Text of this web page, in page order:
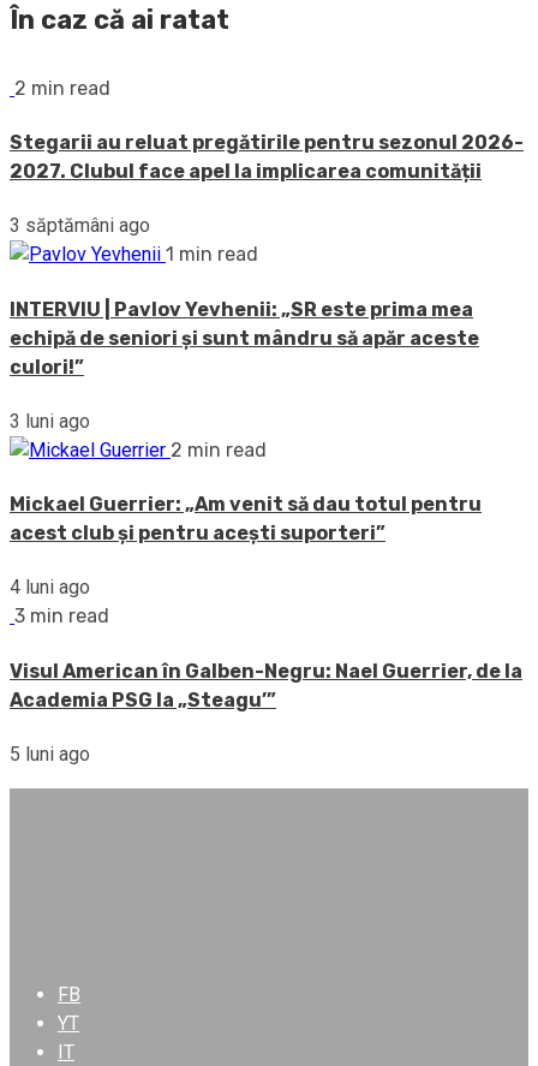
În caz că ai ratat
2 min read
Stegarii au reluat pregătirile pentru sezonul 2026-
2027. Clubul face apel la implicarea comunității
3 săptămâni ago
1 min read
INTERVIU | Pavlov Yevhenii: „SR este prima mea
echipă de seniori și sunt mândru să apăr aceste
culori!”
3 luni ago
2 min read
Mickael Guerrier: „Am venit să dau totul pentru
acest club și pentru acești suporteri”
4 luni ago
3 min read
Visul American în Galben-Negru: Nael Guerrier, de la
Academia PSG la „Steagu’”
5 luni ago
FB
YT
IT